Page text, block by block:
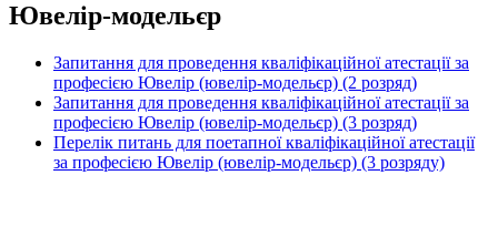
Ювелір-модельєр
Запитання для проведення кваліфікаційної атестації за
професією Ювелір (ювелір-модельєр) (2 розряд)
Запитання для проведення кваліфікаційної атестації за
професією Ювелір (ювелір-модельєр) (3 розряд)
Перелік питань для поетапної кваліфікаційної атестації
за професією Ювелір (ювелір-модельєр) (3 розряду)